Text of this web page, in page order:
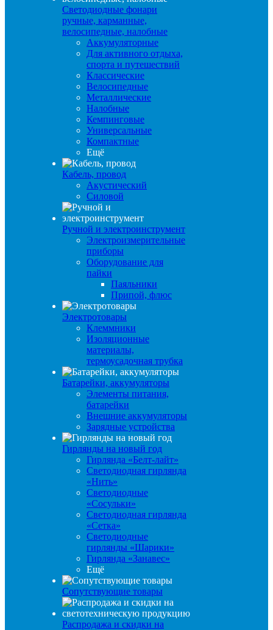
Светодиодные фонари
ручные, карманные,
велосипедные, налобные
Аккумуляторные
Для активного отдыха,
спорта и путешествий
Классические
Велосипедные
Металлические
Налобные
Кемпинговые
Универсальные
Компактные
Ещё
Кабель, провод
Акустический
Силовой
Ручной и электроинструмент
Электроизмерительные
приборы
Оборудование для
пайки
Паяльники
Припой, флюс
Электротовары
Клеммники
Изоляционные
материалы,
термоусадочная трубка
Батарейки, аккумуляторы
Элементы питания,
батарейки
Внешние аккумуляторы
Зарядные устройства
Гирлянды на новый год
Гирлянда «Белт-лайт»
Светодиодная гирлянда
«Нить»
Светодиодные
«Сосульки»
Светодиодная гирлянда
«Сетка»
Светодиодные
гирлянды «Шарики»
Гирлянда «Занавес»
Ещё
Сопутствующие товары
Распродажа и скидки на